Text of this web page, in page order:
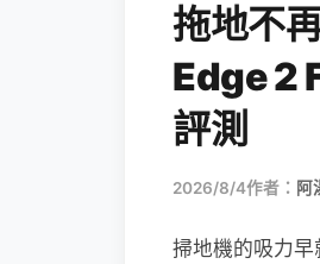
拖地不
Edge 2
評測
2026/8/4作者： 阿
掃地機的吸力